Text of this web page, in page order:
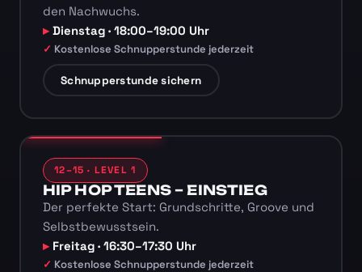
den Nachwuchs.
Dienstag · 18:00–19:00 Uhr
Kostenlose Schnupperstunde jederzeit
Schnupperstunde sichern
12–15 · LEVEL 1
HIP HOP TEENS – EINSTIEG
Der perfekte Start: Grundschritte, Groove und
Selbstbewusstsein.
Freitag · 16:30–17:30 Uhr
Kostenlose Schnupperstunde jederzeit